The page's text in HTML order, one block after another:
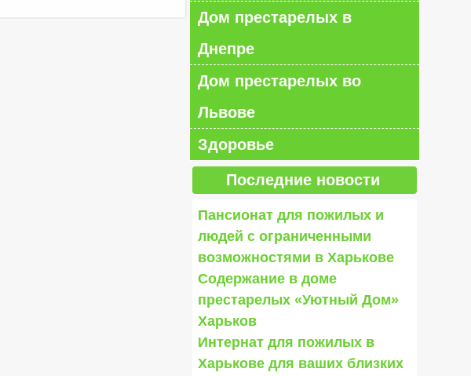
Дом престарелых в
Днепре
Дом престарелых во
Львове
Здоровье
Последние новости
Пансионат для пожилых и
людей с ограниченными
возможностями в Харькове
Содержание в доме
престарелых «Уютный Дом»
Харьков
Интернат для пожилых в
Харькове для ваших близких